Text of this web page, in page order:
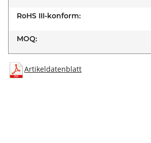
RoHS III-konform:
MOQ:
Artikeldatenblatt